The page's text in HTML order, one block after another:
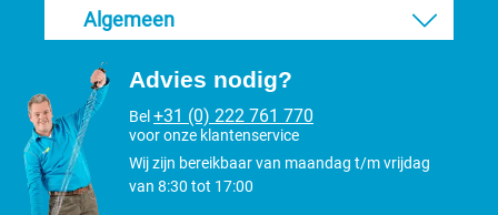
Algemeen
Advies nodig?
Bel +31 (0) 222 761 770
voor onze klantenservice
Wij zijn bereikbaar van maandag t/m vrijdag
van 8:30 tot 17:00